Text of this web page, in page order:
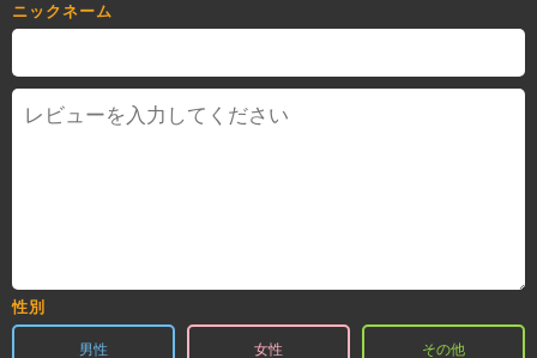
ニックネーム
性別
男性 女性 その他